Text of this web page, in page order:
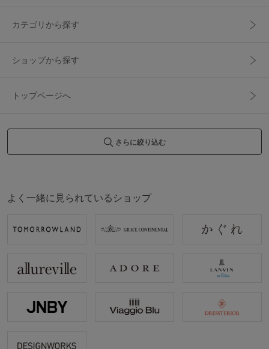
カテゴリから探す
ショップから探す
トップページへ
さらに絞り込む
よく一緒に見られているショップ